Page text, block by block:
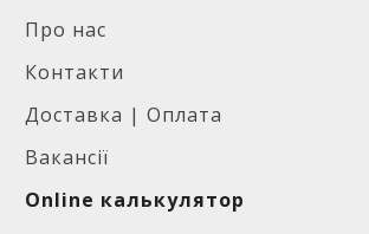
Про нас
Контакти
Доставка | Оплата
Вакансії
Online калькулятор